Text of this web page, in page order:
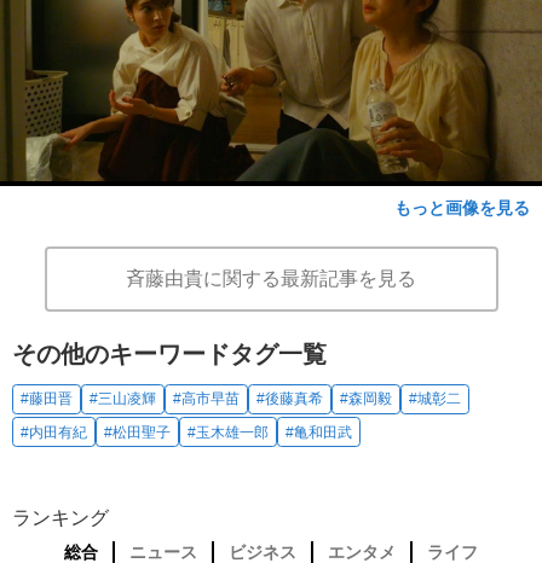
もっと画像を見る
斉藤由貴に関する最新記事を見る
その他のキーワードタグ一覧
#藤田晋 #三山凌輝 #高市早苗 #後藤真希 #森岡毅
#城彰二
#内田有紀
#松田聖子 #玉木雄一郎 #亀和田武
ランキング
総合 ニュース ビジネス エンタメ ライフ